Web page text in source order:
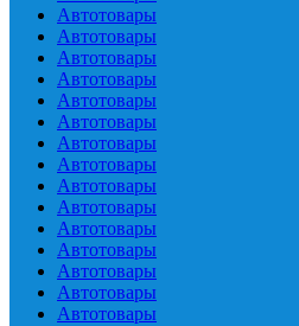
Автотовары
Автотовары
Автотовары
Автотовары
Автотовары
Автотовары
Автотовары
Автотовары
Автотовары
Автотовары
Автотовары
Автотовары
Автотовары
Автотовары
Автотовары